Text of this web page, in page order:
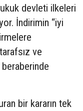
devleti ilkeleri
İndirimin “iyi
ve
bir kararın tek